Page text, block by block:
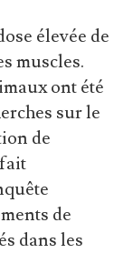
élevée de
muscles.
ont été
sur le
de
de
dans les